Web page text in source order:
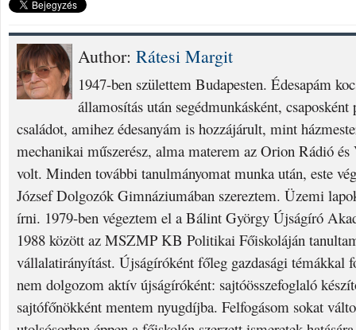
Author: Rátesi Margit
1947-ben születtem Budapesten. Édesapám
államosítás után segédmunkásként,
családot, amihez édesanyám is hozzájárult, mint
mechanikai műszerész, alma materem az Orion Rádió
volt. Minden további tanulmányomat munka után, este
József Dolgozók Gimnáziumában szereztem. Üzemi
írni. 1979-ben végeztem el a Bálint György Újságíró
1988 között az MSZMP KB Politikai Főiskoláján
vállalatirányítást. Újságíróként főleg gazdasági témákkal
nem dolgozom aktív újságíróként: sajtóösszefoglaló
sajtófőnökként mentem nyugdíjba. Felfogásom sokat